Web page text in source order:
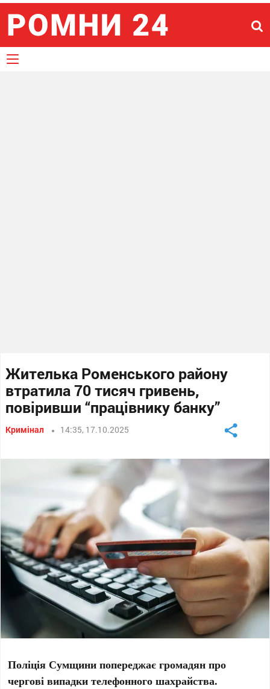
Жителька Роменського району
втратила 70 тисяч гривень,
повіривши “працівнику банку”
Кримінал 14:35, 17.10.2025
Поліція Сумщини попереджає громадян про
чергові випадки телефонного шахрайства.